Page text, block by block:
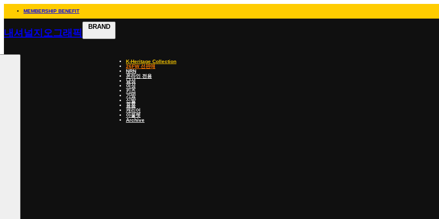
MEMBERSHIP BENEFIT
내셔널지오그래픽
BRAND
K-Heritage Collection
26FW 선판매
NRN
온라인 전용
남성
여성
키즈
가방
신발
용품
캐리어
아울렛
Archive